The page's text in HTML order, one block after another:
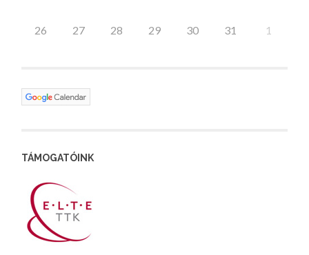
26 27 28 29 30 31 1
TÁMOGATÓINK